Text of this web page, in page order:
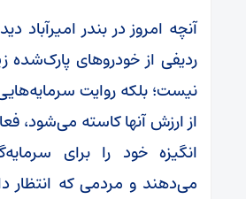
آنچه امروز در بندر امیرآباد
ردیفی از خودروهای پارک‌شده
نیست؛ بلکه روایت
از ارزش آنها کاسته می‌شود،
انگیزه خود را برای
می‌دهند و مردمی که انتظار